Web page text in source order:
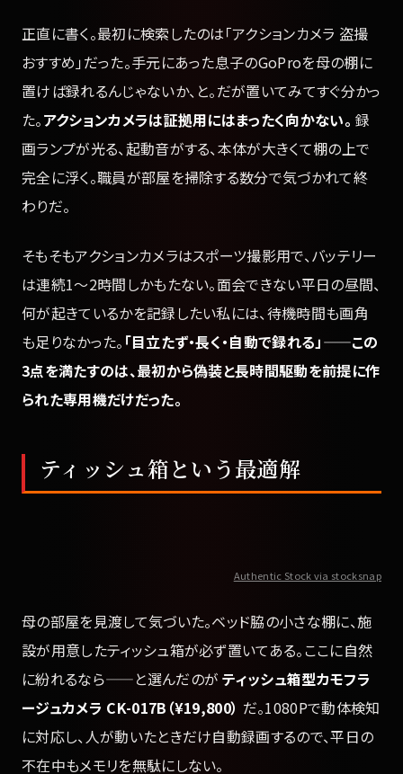
正直に書く。最初に検索したのは「アクションカメラ 盗撮
おすすめ」だった。手元にあった息子のGoProを母の棚に
置けば録れるんじゃないか、と。だが置いてみてすぐ分かっ
た。アクションカメラは証拠用にはまったく向かない。 録
画ランプが光る、起動音がする、本体が大きくて棚の上で
完全に浮く。職員が部屋を掃除する数分で気づかれて終
わりだ。
そもそもアクションカメラはスポーツ撮影用で、バッテリー
は連続1〜2時間しかもたない。面会できない平日の昼間、
何が起きているかを記録したい私には、待機時間も画角
も足りなかった。 「目立たず・長く・自動で録れる」——この
3点を満たすのは、最初から偽装と長時間駆動を前提に作
られた専用機だけだった。
ティッシュ箱という最適解
Authentic Stock via stocksnap
母の部屋を見渡して気づいた。ベッド脇の小さな棚に、施
設が用意したティッシュ箱が必ず置いてある。ここに自然
に紛れるなら——と選んだのがティッシュ箱型カモフラ
ージュカメラ CK-017B（¥19,800） だ。1080Pで動体検知
に対応し、人が動いたときだけ自動録画するので、平日の
不在中もメモリを無駄にしない。